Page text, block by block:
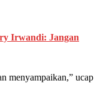
Irwandi: Jangan
menyampaikan,” ucap